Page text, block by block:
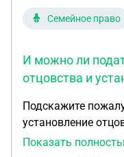
квартире, потому
возможности
что будет с
причём всех троих,
найме из-за
решать не хочет
Семейное право
И можно ли
отцовства и
Подскажите
установление
записан на
Показать